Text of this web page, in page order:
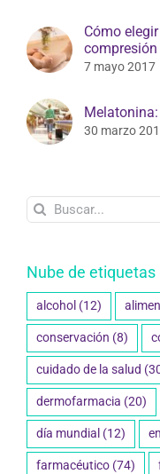
Cómo
compresión
7 mayo 2017
30 marzo
Buscar:
Nube de etiquetas
alcohol (12)
conservación (8)
cuidado de la salud
dermofarmacia (20)
día mundial (12)
farmacéutico (74)